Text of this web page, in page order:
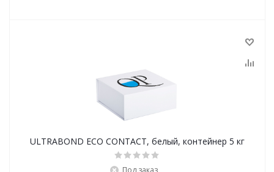
ULTRABOND ECO CONTACT, белый, контейнер 5 кг
Под заказ